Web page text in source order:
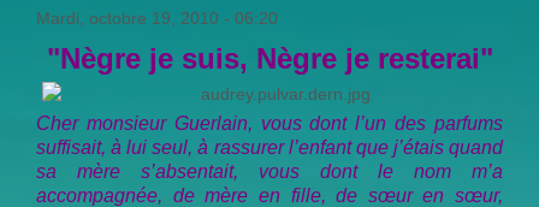
Mardi, octobre 19, 2010 - 06:20
"Nègre je suis, Nègre je resterai"
Cher monsieur Guerlain, vous dont l’un des parfums
suffisait, à lui seul, à rassurer l’enfant que j’étais quand
sa mère s’absentait, vous dont le nom m’a
accompagnée, de mère en fille, de sœur en sœur,